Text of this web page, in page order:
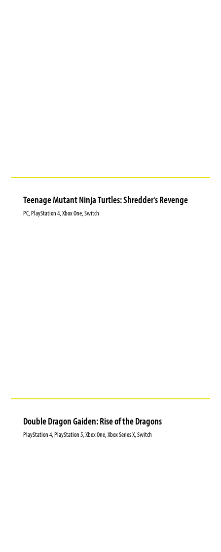
Teenage Mutant Ninja Turtles: Shredder's Revenge
PC, PlayStation 4, Xbox One, Switch
Double Dragon Gaiden: Rise of the Dragons
PlayStation 4, PlayStation 5, Xbox One, Xbox Series X, Switch